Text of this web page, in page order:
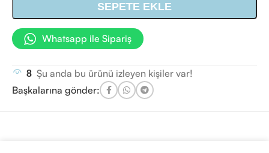
SEPETE EKLE
Whatsapp ile Sipariş
8 Şu anda bu ürünü izleyen kişiler var!
Başkalarına gönder: